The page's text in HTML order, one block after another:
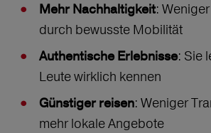
Mehr Nachhaltigkeit:
durch bewusste Mobilität
Authentische Erlebnisse: Sie
Leute wirklich kennen
Günstiger reisen: Weniger
mehr lokale Angebote